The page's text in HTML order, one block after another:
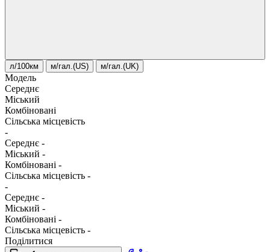
л/100км м/гал.(US) м/гал.(UK)
Модель
Середнє
Міський
Комбіновані
Сільська місцевість
-
Середнє -
Міський -
Комбіновані -
Сільська місцевість -
-
Середнє -
Міський -
Комбіновані -
Сільська місцевість -
Поділитися